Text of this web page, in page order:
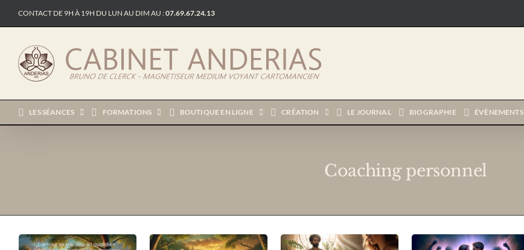
contenu
CONTACT DE 9H À 19H DU LUN AU DIM AU :07.69.67.24.13
LES SÉANCES FORMATIONS BOUTIQUE EN LIGNE CRÉATION LE JOURNAL BIOGRAPHIE ÉVÈNEMENTS
Coaching personnel